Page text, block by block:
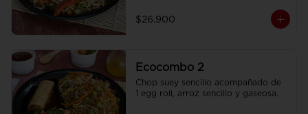
$26.900
Ecocombo 2
Chop suey sencillo acompañado de
1 egg roll, arroz sencillo y gaseosa.